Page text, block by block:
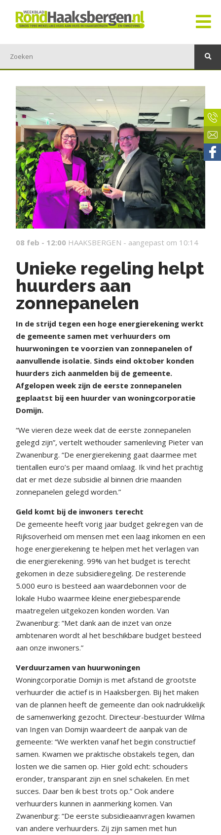
08 feb - 12:00 HAAKSBERGEN - aangepast om 10:14
Unieke regeling helpt
huurders aan
zonnepanelen
In de strijd tegen een hoge energierekening werkt
de gemeente samen met verhuurders om
huurwoningen te voorzien van zonnepanelen of
aanvullende isolatie. Sinds eind oktober konden
huurders zich aanmelden bij de gemeente.
Afgelopen week zijn de eerste zonnepanelen
geplaatst bij een huurder van woningcorporatie
Domijn.
“We vieren deze week dat de eerste zonnepanelen
gelegd zijn”, vertelt wethouder samenleving Pieter van
Zwanenburg. “De energierekening gaat daarmee met
tientallen euro’s per maand omlaag. Ik vind het prachtig
dat er met deze subsidie al binnen drie maanden
zonnepanelen gelegd worden.”
Geld komt bij de inwoners terecht
De gemeente heeft vorig jaar budget gekregen van de
Rijksoverheid om mensen met een laag inkomen en een
hoge energierekening te helpen met het verlagen van
die energierekening. 99% van het budget is terecht
gekomen in deze subsidieregeling. De resterende
5.000 euro is besteed aan waardebonnen voor de
lokale Hubo waarmee kleine energiebesparende
maatregelen uitgekozen konden worden. Van
Zwanenburg: “Met dank aan de inzet van onze
ambtenaren wordt al het beschikbare budget besteed
aan onze inwoners.”
Verduurzamen van huurwoningen
Woningcorporatie Domijn is met afstand de grootste
verhuurder die actief is in Haaksbergen. Bij het maken
van de plannen heeft de gemeente dan ook nadrukkelijk
de samenwerking gezocht. Directeur-bestuurder Wilma
van Ingen van Domijn waardeert de aanpak van de
gemeente: “We werkten vanaf het begin constructief
samen. Kwamen we praktische obstakels tegen, dan
losten we die samen op. Hier gold echt: schouders
eronder, transparant zijn en snel schakelen. En met
succes. Daar ben ik best trots op.” Ook andere
verhuurders kunnen in aanmerking komen. Van
Zwanenburg: “De eerste subsidieaanvragen kwamen
van andere verhuurders. Zij zijn samen met hun